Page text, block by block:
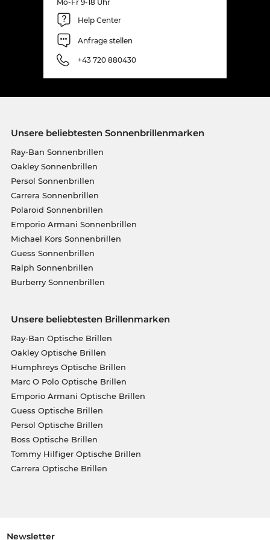
Mo-Fr 9-18 Uhr
Help Center
Anfrage stellen
+43 720 880430
Unsere beliebtesten Sonnenbrillenmarken
Ray-Ban Sonnenbrillen
Oakley Sonnenbrillen
Persol Sonnenbrillen
Carrera Sonnenbrillen
Polaroid Sonnenbrillen
Emporio Armani Sonnenbrillen
Michael Kors Sonnenbrillen
Guess Sonnenbrillen
Ralph Sonnenbrillen
Burberry Sonnenbrillen
Unsere beliebtesten Brillenmarken
Ray-Ban Optische Brillen
Oakley Optische Brillen
Humphreys Optische Brillen
Marc O Polo Optische Brillen
Emporio Armani Optische Brillen
Guess Optische Brillen
Persol Optische Brillen
Boss Optische Brillen
Tommy Hilfiger Optische Brillen
Carrera Optische Brillen
Newsletter